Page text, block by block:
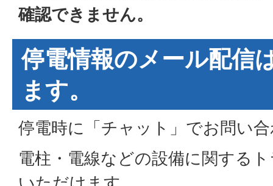
確認できません。
停電情報のメール配信
ます。
停電時に「チャット」でお問い
電柱・電線などの設備に関する